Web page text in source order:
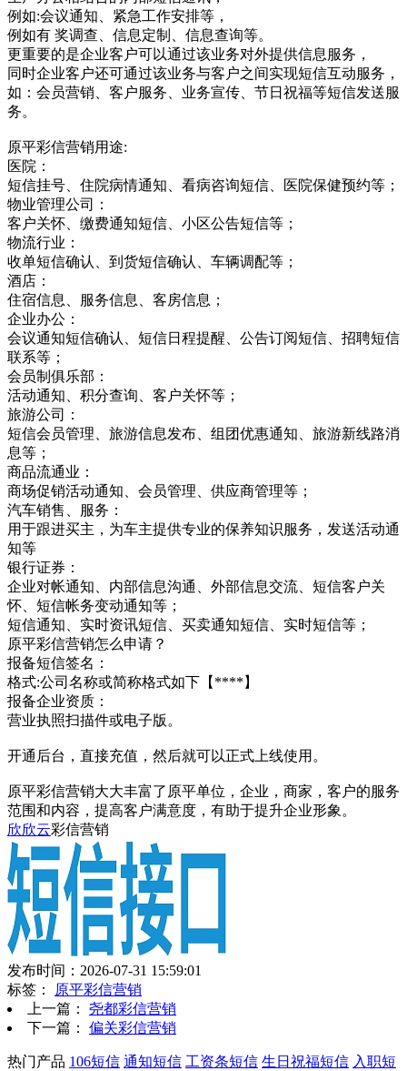
例如:会议通知、紧急工作安排等，
例如有 奖调查、信息定制、信息查询等。
更重要的是企业客户可以通过该业务对外提供信息服务，
同时企业客户还可通过该业务与客户之间实现短信互动服务，
如：会员营销、客户服务、业务宣传、节日祝福等短信发送服
务。
原平彩信营销用途:
医院：
短信挂号、住院病情通知、看病咨询短信、医院保健预约等；
物业管理公司：
客户关怀、缴费通知短信、小区公告短信等；
物流行业：
收单短信确认、到货短信确认、车辆调配等；
酒店：
住宿信息、服务信息、客房信息；
企业办公：
会议通知短信确认、短信日程提醒、公告订阅短信、招聘短信
联系等；
会员制俱乐部：
活动通知、积分查询、客户关怀等；
旅游公司：
短信会员管理、旅游信息发布、组团优惠通知、旅游新线路消
息等；
商品流通业：
商场促销活动通知、会员管理、供应商管理等；
汽车销售、服务：
用于跟进买主，为车主提供专业的保养知识服务，发送活动通
知等
银行证券：
企业对帐通知、内部信息沟通、外部信息交流、短信客户关
怀、短信帐务变动通知等；
短信通知、实时资讯短信、买卖通知短信、实时短信等；
原平彩信营销怎么申请？
报备短信签名：
格式:公司名称或简称格式如下【****】
报备企业资质：
营业执照扫描件或电子版。
开通后台，直接充值，然后就可以正式上线使用。
原平彩信营销大大丰富了原平单位，企业，商家，客户的服务
范围和内容，提高客户满意度，有助于提升企业形象。
欣欣云彩信营销
发布时间：2026-07-31 15:59:01
标签：
原平彩信营销
上一篇： 尧都彩信营销
下一篇： 偏关彩信营销
热门产品 106短信 通知短信 工资条短信 生日祝福短信 入职短